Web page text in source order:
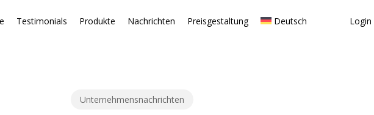
Testimonials Produkte Nachrichten Preisgestaltung Deutsch Login
Unternehmensnachrichten